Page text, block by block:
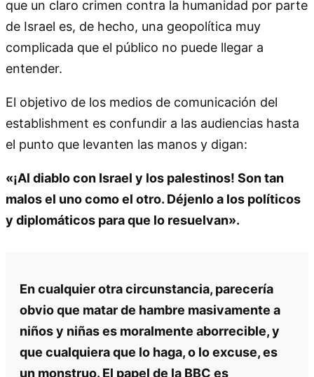
que un claro crimen contra la humanidad por parte
de Israel es, de hecho, una geopolítica muy
complicada que el público no puede llegar a
entender.
El objetivo de los medios de comunicación del
establishment es confundir a las audiencias hasta
el punto que levanten las manos y digan:
«¡Al diablo con Israel y los palestinos! Son tan
malos el uno como el otro. Déjenlo a los políticos
y diplomáticos para que lo resuelvan».
En cualquier otra circunstancia, parecería
obvio que matar de hambre masivamente a
niños y niñas es moralmente aborrecible, y
que cualquiera que lo haga, o lo excuse, es
un monstruo. El papel de la BBC es